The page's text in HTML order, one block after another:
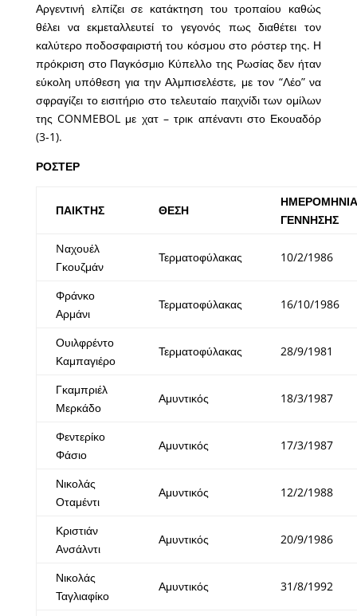
Αργεντινή ελπίζει σε κατάκτηση του τροπαίου καθώς
θέλει να εκμεταλλευτεί το γεγονός πως διαθέτει τον
καλύτερο ποδοσφαιριστή του κόσμου στο ρόστερ της. Η
πρόκριση στο Παγκόσμιο Κύπελλο της Ρωσίας δεν ήταν
εύκολη υπόθεση για την Αλμπισελέστε, με τον “Λέο” να
σφραγίζει το εισιτήριο στο τελευταίο παιχνίδι των ομίλων
της CONMEBOL με χατ – τρικ απέναντι στο Εκουαδόρ
(3-1).
ΡΟΣΤΕΡ
ΠΑΙΚΤΗΣ ΘΕΣΗ
ΗΜΕΡΟΜΗΝΙΑ
ΓΕΝΝΗΣΗΣ
Nαχουέλ
Γκουζμάν
Τερματοφύλακας 10/2/1986
Φράνκο
Αρμάνι
Τερματοφύλακας 16/10/1986
Ουιλφρέντο
Καμπαγιέρο
Τερματοφύλακας 28/9/1981
Γκαμπριέλ
Μερκάδο
Αμυντικός 18/3/1987
Φεντερίκο
Φάσιο
Αμυντικός 17/3/1987
Νικολάς
Οταμέντι
Αμυντικός 12/2/1988
Κριστιάν
Ανσάλντι
Αμυντικός 20/9/1986
Νικολάς
Ταγλιαφίκο
Αμυντικός 31/8/1992